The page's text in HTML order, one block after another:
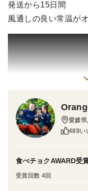
発送から15日間
風通しの良い常温が
こちらの商品以外に
https://
愛媛
489い
食べチョクAWARD受
受賞回数 4回